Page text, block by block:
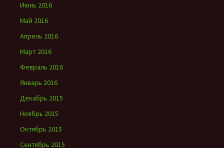
Июнь 2016
Май 2016
Апрель 2016
Март 2016
Февраль 2016
Январь 2016
Декабрь 2015
Ноябрь 2015
Октябрь 2015
Сентябрь 2015